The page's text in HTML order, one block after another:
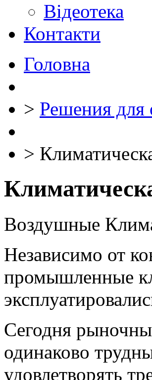
Відеотека
Контакти
Головна
> Решения для
>
Воздушные
Независимо от
промышленные
Сегодня
одинаково
удовлетворять